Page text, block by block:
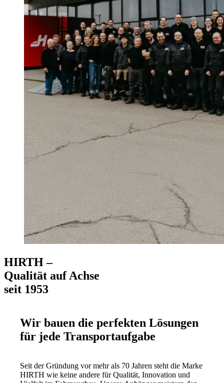
HIRTH –
Qualität auf Achse
seit 1953
Wir bauen die perfekten Lösungen
für jede Transportaufgabe
Seit der Gründung vor mehr als 70 Jahren steht die Marke
HIRTH wie keine andere für Qualität, Innovation und